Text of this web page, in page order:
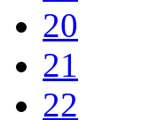
20
21
22